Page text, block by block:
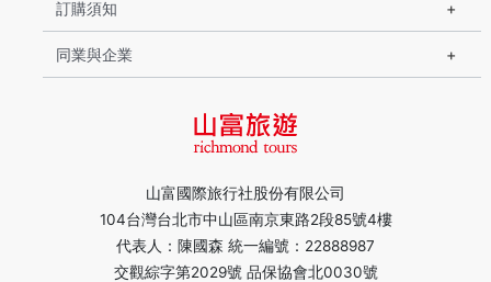
山富國際旅行社股份有限公司
104台灣台北市中山區南京東路2段85號4樓
代表人：陳國森 統一編號：22888987
交觀綜字第2029號 品保協會北0030號
訂購須知
同業與企業